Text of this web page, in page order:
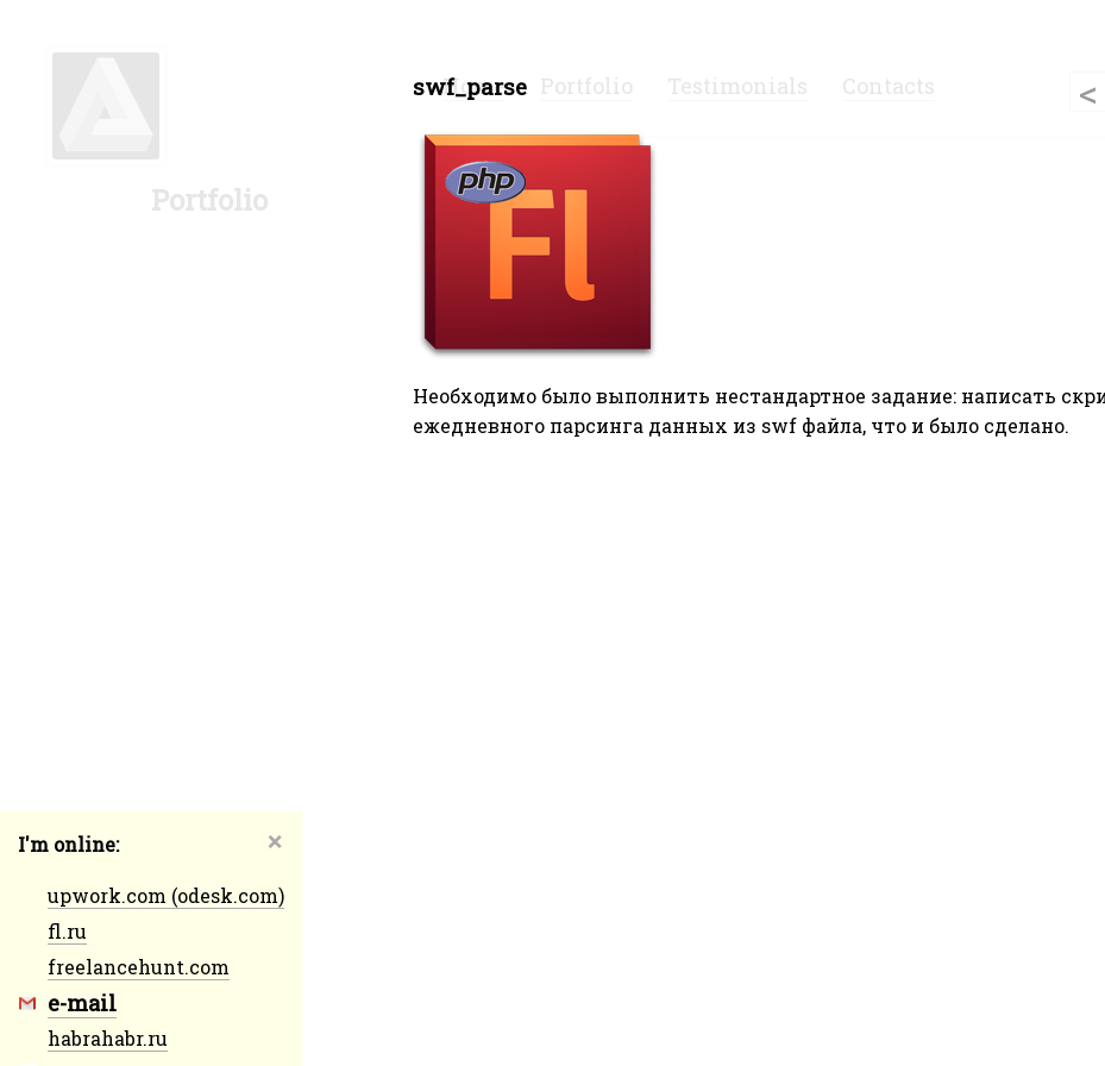
Home Portfolio Testimonials Contacts
Portfolio
<
swf_parse
Необходимо было выполнить нестандартное задание: написать
ежедневного парсинга данных из swf файла, что и было сделано.
❌
I'm online:
upwork.com (odesk.com)
fl.ru
freelancehunt.com
e-mail
habrahabr.ru